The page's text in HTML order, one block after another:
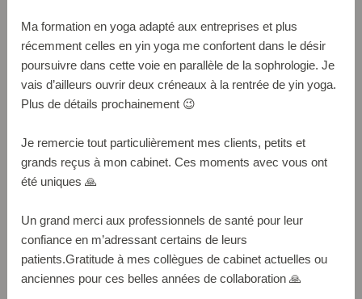
Ma formation en yoga adapté aux entreprises et plus
récemment celles en yin yoga me confortent dans le désir
poursuivre dans cette voie en parallèle de la sophrologie. Je
vais d’ailleurs ouvrir deux créneaux à la rentrée de yin yoga.
Plus de détails prochainement 😉
Je remercie tout particulièrement mes clients, petits et
grands reçus à mon cabinet. Ces moments avec vous ont
été uniques 🙏
Un grand merci aux professionnels de santé pour leur
confiance en m’adressant certains de leurs
patients.Gratitude à mes collègues de cabinet actuelles ou
anciennes pour ces belles années de collaboration 🙏